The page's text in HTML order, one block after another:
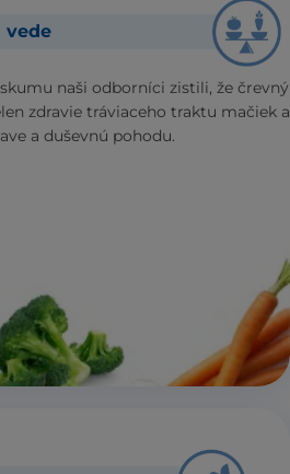
vede
naši odborníci zistili, že črevný
zdravie tráviaceho traktu mačiek a
a duševnú pohodu.